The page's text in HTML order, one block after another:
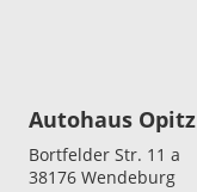
Autohaus Opitz
Bortfelder Str. 11 a
38176 Wendeburg